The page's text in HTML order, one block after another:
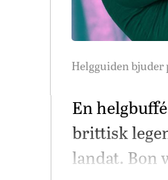
Helgguiden bjuder
En
brittisk
landat. Bon